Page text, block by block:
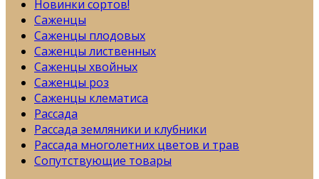
Новинки сортов!
Саженцы
Саженцы плодовых
Саженцы лиственных
Саженцы хвойных
Саженцы роз
Саженцы клематиса
Рассада
Рассада земляники и клубники
Рассада многолетних цветов и трав
Сопутствующие товары